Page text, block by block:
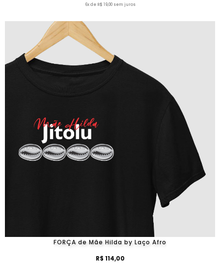
6x de R$ 19,00 sem juros
FORÇA de Mãe Hilda by Laço Afro
R$ 114,00